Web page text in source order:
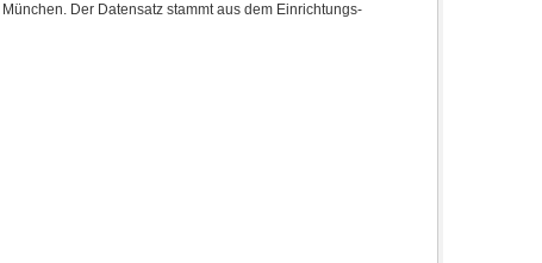
Der Datensatz stammt aus dem Einrichtungs-